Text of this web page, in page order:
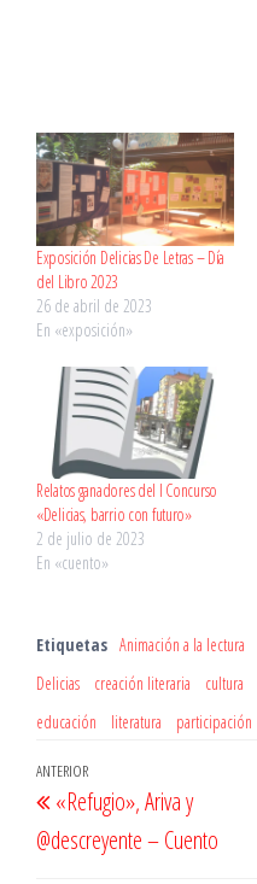
Exposición Delicias De Letras – Día
del Libro 2023
26 de abril de 2023
En «exposición»
Relatos ganadores del I Concurso
«Delicias, barrio con futuro»
2 de julio de 2023
En «cuento»
Etiquetas Animación a la lectura
Delicias
creación literaria cultura
educación
literatura participación
Navegación
de
entradas
Entrada
anterior
ANTERIOR
«Refugio», Ariva y
@descreyente – Cuento